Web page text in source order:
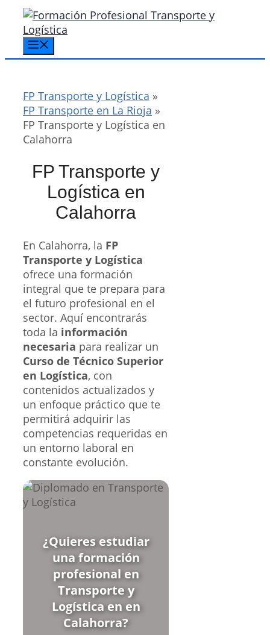
Saltar
contenido
FP Transporte y Logística »
FP Transporte en La Rioja »
FP Transporte y Logística en
Calahorra
FP Transporte y
Logística en
Calahorra
En Calahorra, la FP
Transporte y Logística
ofrece una formación
integral que te prepara para
el futuro profesional en el
sector. Aquí encontrarás
toda la información
necesaria para realizar un
Curso de Técnico Superior
en Logística, con
contenidos actualizados y
un enfoque práctico que te
permitirá adquirir las
competencias requeridas en
un entorno laboral en
constante evolución.
¿Quieres estudiar
una formación
profesional en
Transporte y
Logística en en
Calahorra?